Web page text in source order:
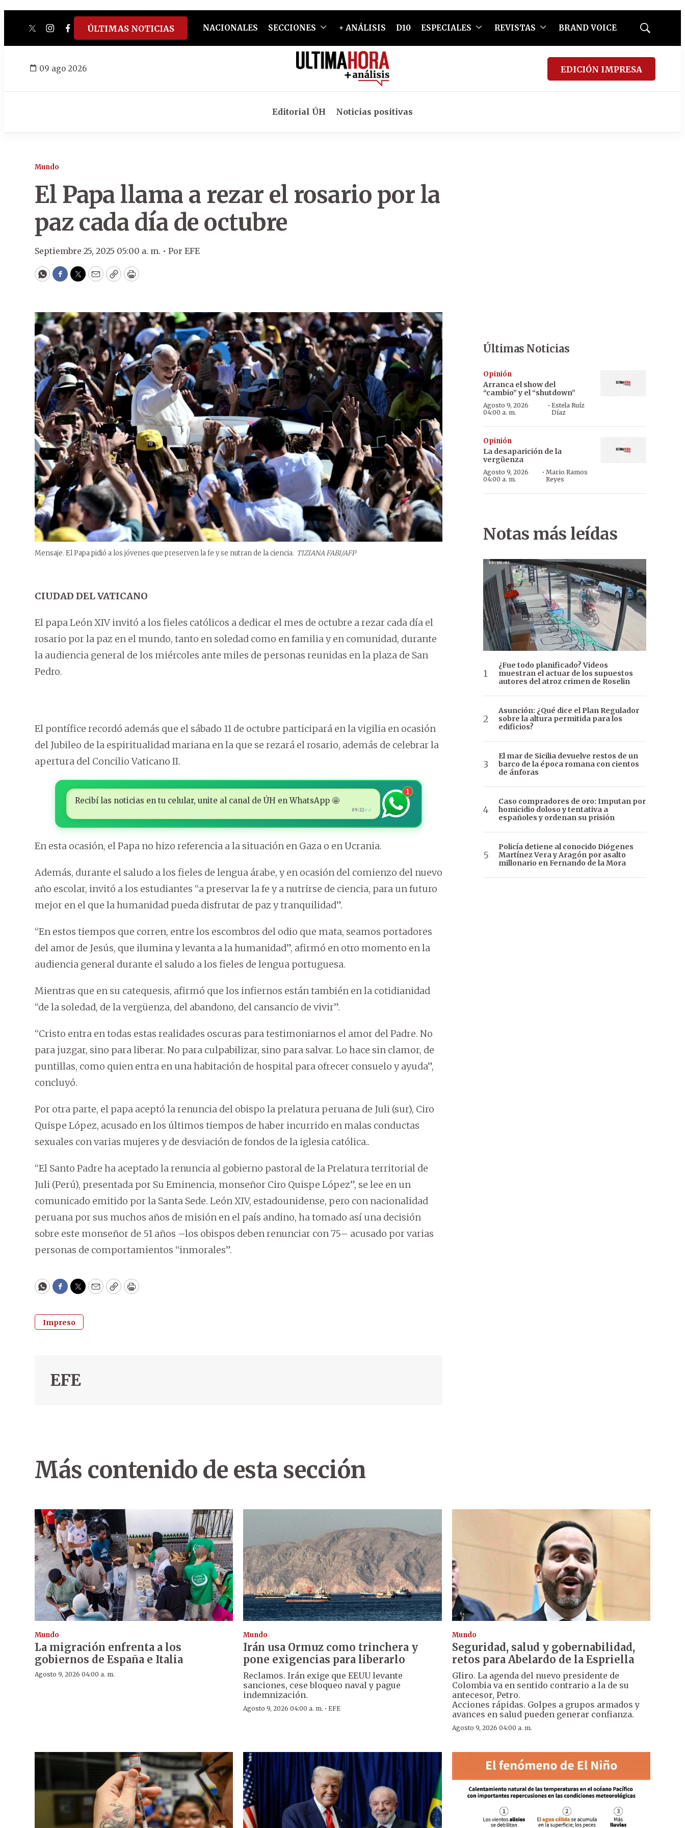
twitterinstagram
facebook
tiktokyoutube
spotify
ÚLTIMAS NOTICIAS NACIONALES SECCIONES + ANÁLISIS D10 ESPECIALES REVISTAS BRAND VOICE
Mostrar
09 ago 2026 EDICIÓN IMPRESA
Editorial ÚH Noticias positivas
Mundo
El Papa llama a rezar el rosario por la
paz cada día de octubre
Septiembre 25, 2025 05:00 a. m. • Por EFE
WhatsApp
Facebook
Twitter
EmailCopyPrint
Mensaje. El Papa pidió a los jóvenes que preserven la fe y se nutran de la ciencia. TIZIANA FABI/AFP
CIUDAD DEL VATICANO
El papa León XIV invitó a los fieles católicos a dedicar el mes de octubre a rezar cada día el
rosario por la paz en el mundo, tanto en soledad como en familia y en comunidad, durante
la audiencia general de los miércoles ante miles de personas reunidas en la plaza de San
Pedro.
El pontífice recordó además que el sábado 11 de octubre participará en la vigilia en ocasión
del Jubileo de la espiritualidad mariana en la que se rezará el rosario, además de celebrar la
apertura del Concilio Vaticano II.
Recibí las noticias en tu celular, unite al canal de ÚH en WhatsApp 🤩
09:22✓✓
1
En esta ocasión, el Papa no hizo referencia a la situación en Gaza o en Ucrania.
Además, durante el saludo a los fieles de lengua árabe, y en ocasión del comienzo del nuevo
año escolar, invitó a los estudiantes “a preservar la fe y a nutrirse de ciencia, para un futuro
mejor en el que la humanidad pueda disfrutar de paz y tranquilidad”.
“En estos tiempos que corren, entre los escombros del odio que mata, seamos portadores
del amor de Jesús, que ilumina y levanta a la humanidad”, afirmó en otro momento en la
audiencia general durante el saludo a los fieles de lengua portuguesa.
Mientras que en su catequesis, afirmó que los infiernos están también en la cotidianidad
“de la soledad, de la vergüenza, del abandono, del cansancio de vivir”.
“Cristo entra en todas estas realidades oscuras para testimoniarnos el amor del Padre. No
para juzgar, sino para liberar. No para culpabilizar, sino para salvar. Lo hace sin clamor, de
puntillas, como quien entra en una habitación de hospital para ofrecer consuelo y ayuda”,
concluyó.
Por otra parte, el papa aceptó la renuncia del obispo la prelatura peruana de Juli (sur), Ciro
Quispe López, acusado en los últimos tiempos de haber incurrido en malas conductas
sexuales con varias mujeres y de desviación de fondos de la iglesia católica..
“El Santo Padre ha aceptado la renuncia al gobierno pastoral de la Prelatura territorial de
Juli (Perú), presentada por Su Eminencia, monseñor Ciro Quispe López”, se lee en un
comunicado emitido por la Santa Sede. León XIV, estadounidense, pero con nacionalidad
peruana por sus muchos años de misión en el país andino, ha tomado así una decisión
sobre este monseñor de 51 años –los obispos deben renunciar con 75– acusado por varias
personas de comportamientos “inmorales”.
WhatsApp
Facebook
Twitter
EmailCopyPrint
Impreso
EFE
Últimas Noticias
Opinión
Arranca el show del
“cambio” y el “shutdown”
Agosto 9, 2026
04:00 a. m.
·Estela Ruíz
Díaz
Opinión
La desaparición de la
vergüenza
Agosto 9, 2026
04:00 a. m.
· Mario Ramos
Reyes
Notas más leídas
¿Fue todo planificado? Videos
muestran el actuar de los supuestos
autores del atroz crimen de Roselin
Asunción: ¿Qué dice el Plan Regulador
sobre la altura permitida para los
edificios?
El mar de Sicilia devuelve restos de un
barco de la época romana con cientos
de ánforas
Caso compradores de oro: Imputan por
homicidio doloso y tentativa a
españoles y ordenan su prisión
Policía detiene al conocido Diógenes
Martínez Vera y Aragón por asalto
millonario en Fernando de la Mora
Más contenido de esta sección
Mundo
La migración enfrenta a los
gobiernos de España e Italia
Agosto 9, 2026 04:00 a. m.
Mundo
Irán usa Ormuz como trinchera y
pone exigencias para liberarlo
Reclamos. Irán exige que EEUU levante
sanciones, cese bloqueo naval y pague
indemnización.
Agosto 9, 2026 04:00 a. m. ·EFE
Mundo
Seguridad, salud y gobernabilidad,
retos para Abelardo de la Espriella
GIiro. La agenda del nuevo presidente de
Colombia va en sentido contrario a la de su
antecesor, Petro.
Acciones rápidas. Golpes a grupos armados y
avances en salud pueden generar confianza.
Agosto 9, 2026 04:00 a. m.